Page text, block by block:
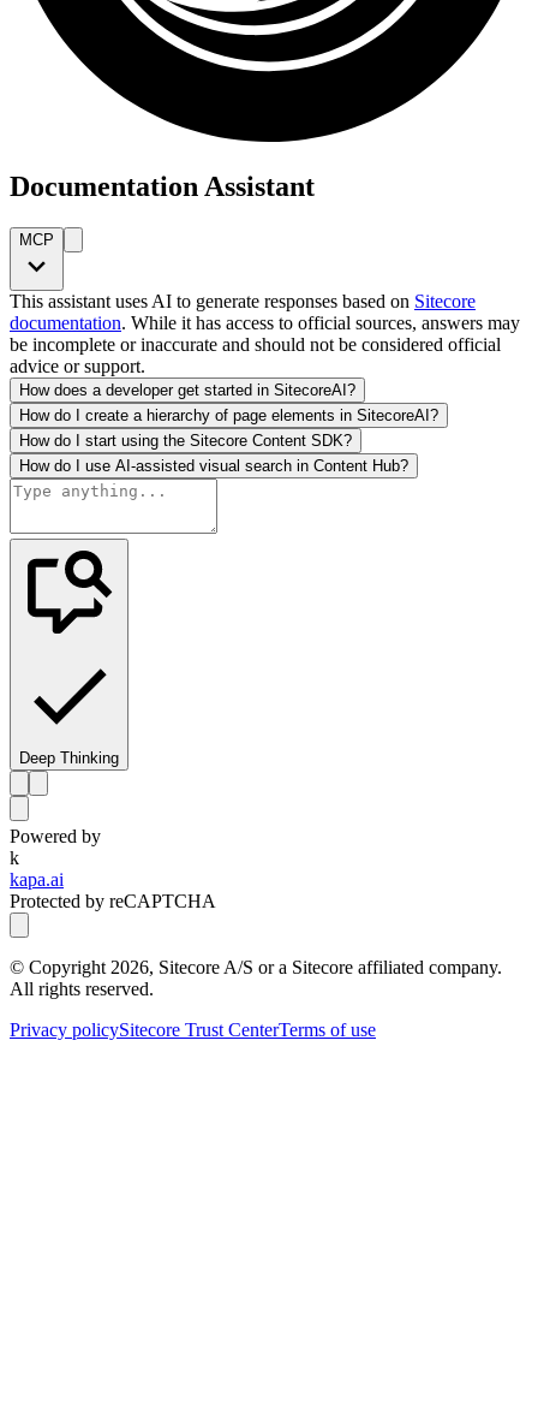
Documentation Assistant
MCP
This assistant uses AI to generate responses based on Sitecore
documentation. While it has access to official sources, answers may
be incomplete or inaccurate and should not be considered official
advice or support.
How does a developer get started in SitecoreAI?
How do I create a hierarchy of page elements in SitecoreAI?
How do I start using the Sitecore Content SDK?
How do I use AI-assisted visual search in Content Hub?
Deep Thinking
Powered by
k
kapa.ai
Protected by reCAPTCHA
© Copyright 2026, Sitecore A/S or a Sitecore affiliated company.
All rights reserved.
Privacy policySitecore Trust CenterTerms of use